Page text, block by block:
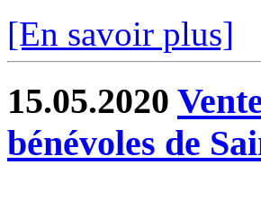
[En savoir plus]
15.05.2020
bénévoles de